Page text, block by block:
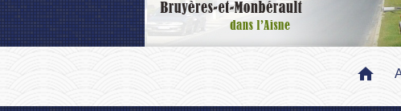
home